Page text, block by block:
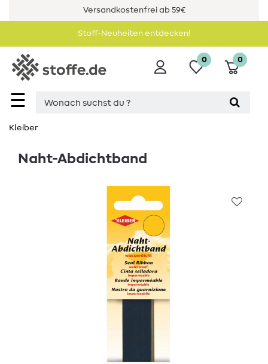
Versandkostenfrei ab 59€
Stoff-Neuheiten entdecken!
☰
0 0
Kleiber
Naht-Abdichtband